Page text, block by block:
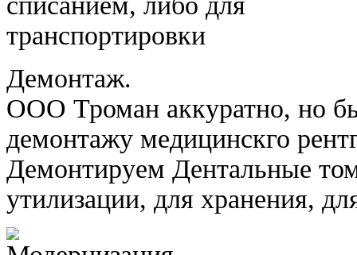
Демонтаж.
ООО Троман аккуратно, но
демонтажу медицинскго
Демонтируем Дентальные
утилизации, для хранения,